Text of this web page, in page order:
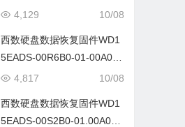
WD-WCAV50105694-9600
10/08
4,129
西数硬盘数据恢复固件WD1
5EADS-00R6B0-01-00A01-
WD-WCAVY0241012-9700
10/08
4,817
西数硬盘数据恢复固件WD1
5EADS-00S2B0-01.00A01-